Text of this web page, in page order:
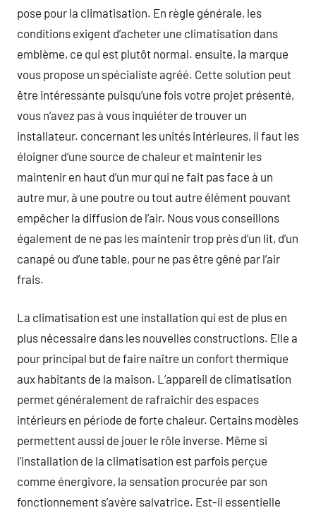
pose pour la climatisation. En règle générale, les
conditions exigent d’acheter une climatisation dans
emblème, ce qui est plutôt normal. ensuite, la marque
vous propose un spécialiste agréé. Cette solution peut
être intéressante puisqu’une fois votre projet présenté,
vous n’avez pas à vous inquiéter de trouver un
installateur. concernant les unités intérieures, il faut les
éloigner d’une source de chaleur et maintenir les
maintenir en haut d’un mur qui ne fait pas face à un
autre mur, à une poutre ou tout autre élément pouvant
empêcher la diffusion de l’air. Nous vous conseillons
également de ne pas les maintenir trop près d’un lit, d’un
canapé ou d’une table, pour ne pas être gêné par l’air
frais.
La climatisation est une installation qui est de plus en
plus nécessaire dans les nouvelles constructions. Elle a
pour principal but de faire naître un confort thermique
aux habitants de la maison. L’appareil de climatisation
permet généralement de rafraichir des espaces
intérieurs en période de forte chaleur. Certains modèles
permettent aussi de jouer le rôle inverse. Même si
l’installation de la climatisation est parfois perçue
comme énergivore, la sensation procurée par son
fonctionnement s’avère salvatrice. Est-il essentielle